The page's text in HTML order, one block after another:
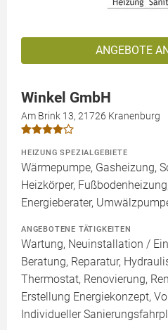
ANGEBOTE
Winkel GmbH
Am Brink 13, 21726 Kranenburg
HEIZUNG SPEZIALGEBIETE
Wärmepumpe, Gasheizung,
Heizkörper,
Energieberater,
ANGEBOTENE TÄTIGKEITEN
Wartung, Neuinstallation /
Beratung, Reparatur,
Thermostat, Renovierung,
Erstellung Energiekonzept,
Individueller